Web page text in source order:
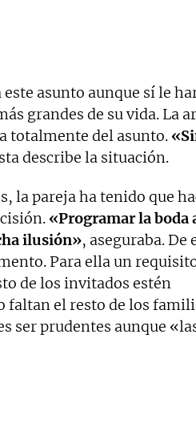
asunto aunque sí le
grandes de su vida. La
totalmente del asunto.
describe la situación.
la pareja ha tenido que
«Programar la boda
ilusión», aseguraba. De
Para ella un
de los invitados estén
faltan el resto de los
ser prudentes aunque